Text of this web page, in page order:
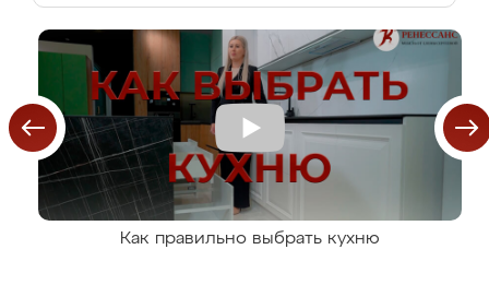
Как правильно выбрать кухню